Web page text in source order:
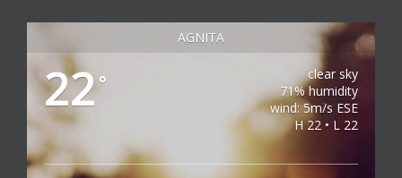
AGNITA
22°
clear sky
71% humidity
wind: 5m/s ESE
H 22 • L 22